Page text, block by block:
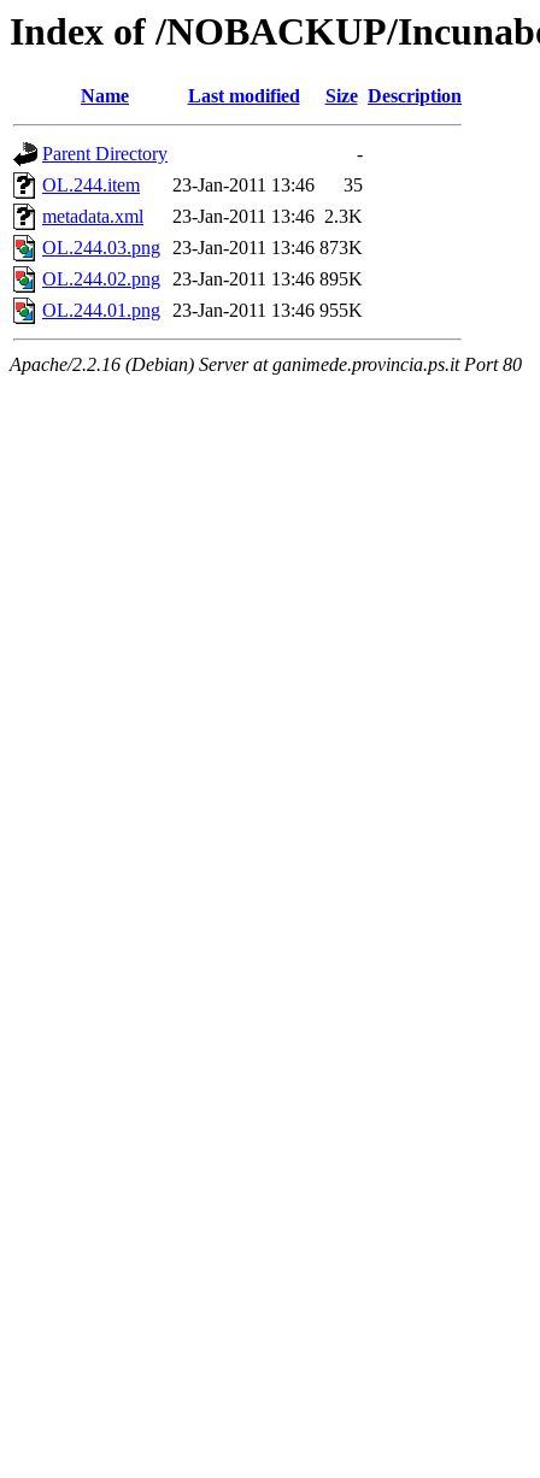
Index of /NOBACKUP/
Name Last modified Size Description
Parent Directory
-
OL.244.item
23-Jan-2011 13:46
35
metadata.xml
23-Jan-2011 13:46 2.3K
OL.244.03.png 23-Jan-2011 13:46 873K
OL.244.02.png 23-Jan-2011 13:46 895K
OL.244.01.png 23-Jan-2011 13:46 955K
Apache/2.2.16 (Debian) Server at ganimede.provincia.ps.it Port 80